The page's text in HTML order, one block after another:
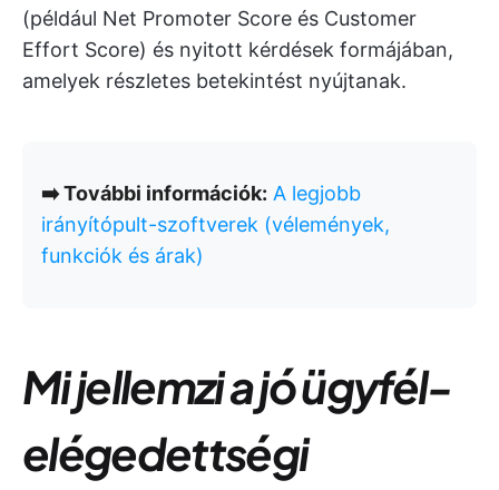
(például Net Promoter Score és Customer
Effort Score) és nyitott kérdések formájában,
amelyek részletes betekintést nyújtanak.
➡️ További információk: A legjobb
irányítópult-szoftverek (vélemények,
funkciók és árak)
Mi jellemzi a jó ügyfél-
elégedettségi